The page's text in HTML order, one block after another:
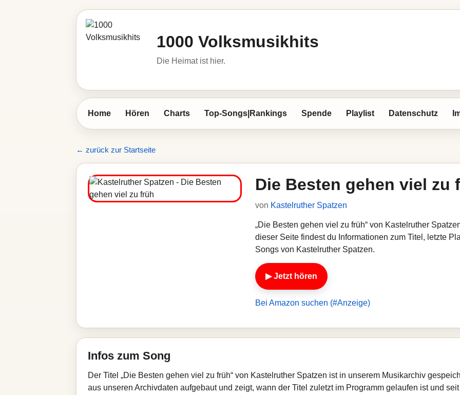
1000 Volksmusikhits
Die Heimat ist hier.
Home Hören Charts Top-Songs|Rankings Spende Playlist Datenschutz
← zurück zur Startseite
Die Besten gehen viel zu
von Kastelruther Spatzen
„Die Besten gehen viel zu früh“ von Kastelruther
dieser Seite findest du Informationen zum Titel, letzte
Songs von Kastelruther Spatzen.
▶ Jetzt hören
Bei Amazon suchen (#Anzeige)
Infos zum Song
Der Titel „Die Besten gehen viel zu früh“ von Kastelruther Spatzen ist in unserem Musikarchiv
aus unseren Archivdaten aufgebaut und zeigt, wann der Titel zuletzt im Programm gelaufen ist und